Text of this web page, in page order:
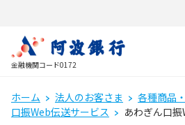
金融機関コード0172
ホーム 法人のお客さま 各種商品
口振Web伝送サービス
あわぎん口